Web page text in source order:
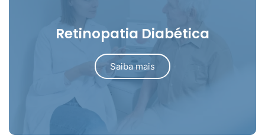
Retinopatia Diabética
Saiba mais